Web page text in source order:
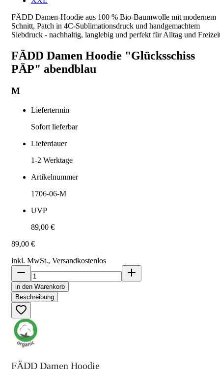
FÄDD Damen-Hoodie aus 100 % Bio-Baumwolle mit modernem
Schnitt, Patch in 4C-Sublimationsdruck und handgemachtem
Siebdruck - nachhaltig, langlebig und perfekt für Alltag und
FÄDD Damen Hoodie "Glücksschiss
PÄP" abendblau
M
Liefertermin
Sofort lieferbar
Lieferdauer
1-2 Werktage
Artikelnummer
1706-06-M
UVP
89,00 €
89,00 €
inkl. MwSt., Versandkostenlos
in den Warenkorb
Beschreibung
FÄDD Damen Hoodie